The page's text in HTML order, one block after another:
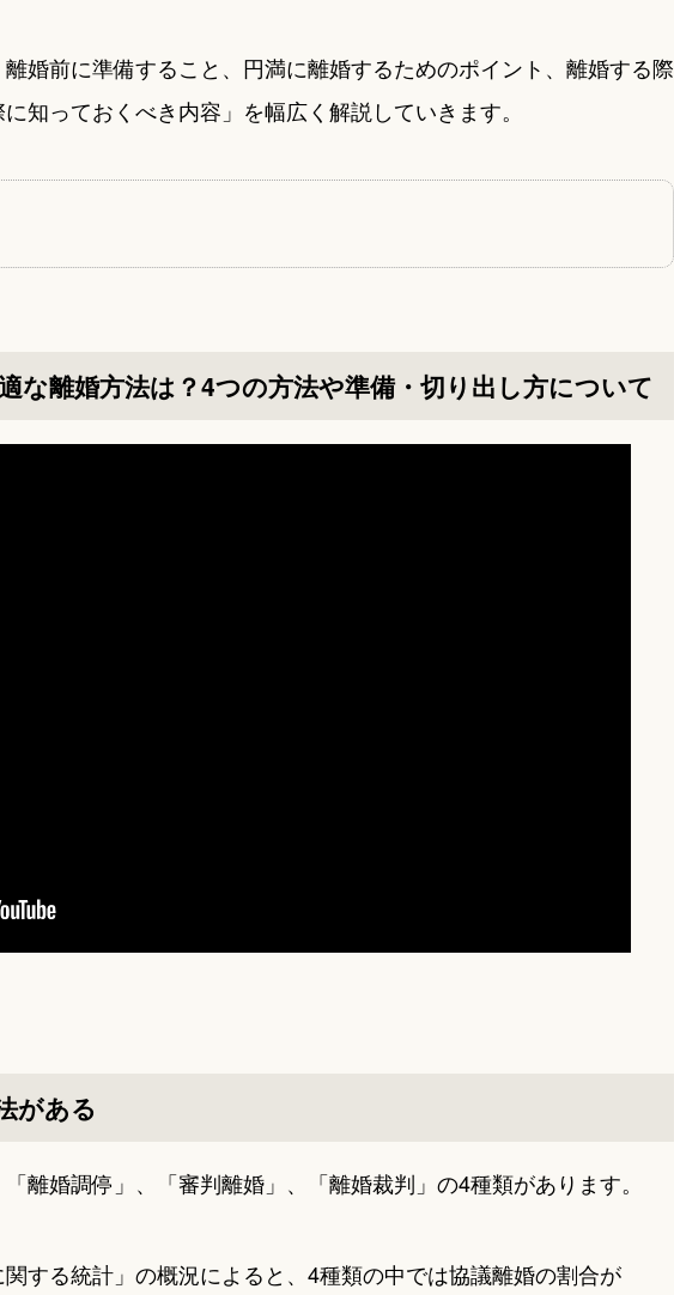
婚前に準備すること、円満に離婚するためのポイント、離婚する際
知っておくべき内容」を幅広く解説していきます。
な離婚方法は？4つの方法や準備・切り出し方について
がある
離婚調停」、「審判離婚」、「離婚裁判」の4種類があります。
する統計」の概況によると、4種類の中では協議離婚の割合が